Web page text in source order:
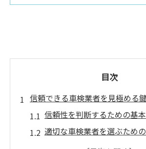
目次
信頼できる車検業者を見極める
信頼性を判断するための基
適切な車検業者を選ぶため